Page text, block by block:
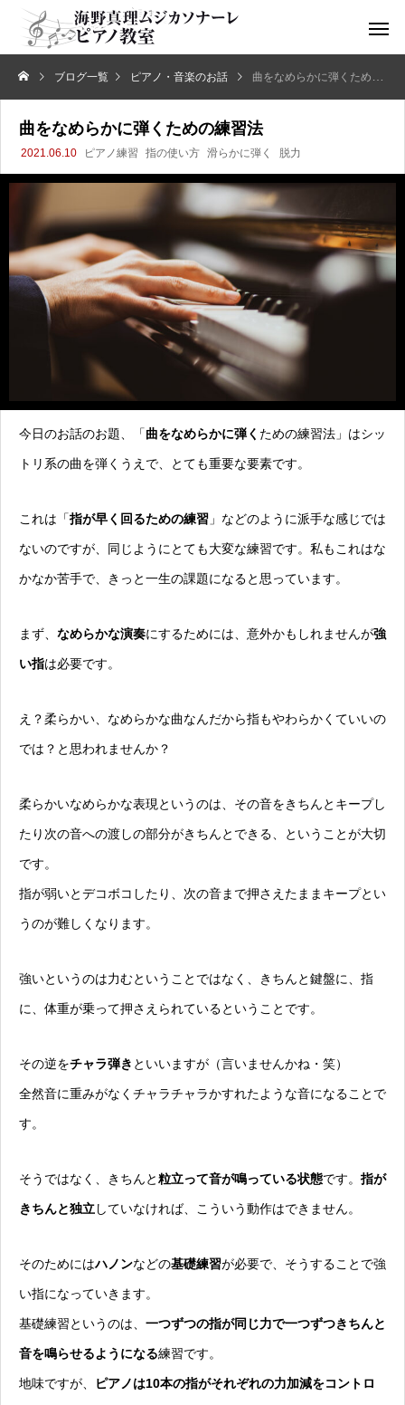
ブログ一覧 ピアノ・音楽のお話 曲をなめらかに弾くための練習法
曲をなめらかに弾くための練習法
2021.06.10 ピアノ練習 指の使い方 滑らかに弾く 脱力
今日のお話のお題、「曲をなめらかに弾く ための練習法」はシッ
トリ系の曲を弾くうえで、とても重要な要素です。
これは「指が早く回るための練習 」などのように派手な感じでは
ないのですが、同じようにとても大変な練習です。私もこれはな
かなか苦手で、きっと一生の課題になると思っています。
まず、 なめらかな演奏にするためには、意外かもしれませんが強
い指は必要です。
え？柔らかい、なめらかな曲なんだから指もやわらかくていいの
では？と思われませんか？
柔らかいなめらかな表現というのは、その音をきちんとキープし
たり次の音への渡しの部分がきちんとできる、ということが大切
です。
指が弱いとデコボコしたり、次の音まで押さえたままキープとい
うのが難しくなります。
強いというのは力むということではなく、きちんと鍵盤に、指
に、体重が乗って押さえられているということです。
その逆をチャラ弾き といいますが（言いませんかね・笑）
全然音に重みがなくチャラチャラかすれたような音になることで
す。
そうではなく、きちんと粒立って音が鳴っている状態です。 指が
きちんと独立していなければ、こういう動作はできません。
そのためにはハノンなどの基礎練習が必要で、そうすることで強
い指になっていきます。
基礎練習というのは、 一つずつの指が同じ力で一つずつきちんと
音を鳴らせるようになる練習です。
地味ですが、 ピアノは10本の指がそれぞれの力加減をコントロ